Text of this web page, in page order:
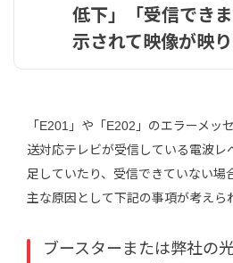
低下」「受信でき
示されて映像が映り
「E201」や「E202」のエラーメッ
送対応テレビが受信している電波レ
足していたり、受信できていない場
主な原因として下記の事項が考えら
ブースターまたは弊社の